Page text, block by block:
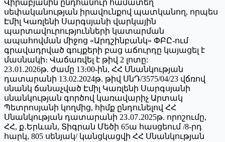
Վիրաբյանին ընդհանուր համատեղ
սեփականության իրավունքով պատկանող, որպես
Էմիլ Կառլենի Սարգսյանի վարկային
պարտավուրությունների կատարման
ապահովման միջոց «Արդշինբանկ» ՓԲԸ-ում
գրավադրված գույքերի բաց աճուրդը կայացել է
մասնակի։ Վաճառվել է թիվ 2 լոտը:
23․01.2026թ. ժամը 13։00-ին, ՀՀ Սնանկության
դատարանի 13.02.2024թ. թիվ ՍնԴ/3575/04/23 վճռով
սնանկ ճանաչված Էմիլ Կառլենի Սարգսյանի
սնանկության գործով կառավարիչ Արտակ
Պետրոսյանի կողմից, հիմք ընդունելով ՀՀ
Սնանկության դատարանի 23․07․2025թ. որոշումը,
ՀՀ, ք․Երևան, Տիգրան Մեծի 65ա հասցեում /8-րդ
հարկ, 805 սենյակ/ կանցկացվի ՀՀ Սնանկության